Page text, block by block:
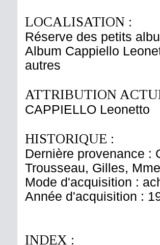
LOCALISATION :
Réserve des petits
Album Cappiello
autres
ATTRIBUTION
CAPPIELLO Leonetto
HISTORIQUE :
Dernière provenance :
Trousseau, Gilles,
Mode d'acquisition :
Année d'acquisition :
INDEX :